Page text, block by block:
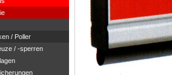
/ Poller
/ -sperren